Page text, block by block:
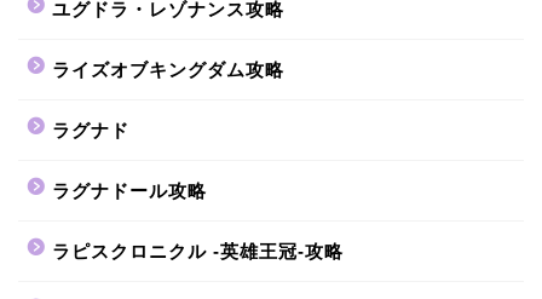
ユグドラ・レゾナンス攻略
ライズオブキングダム攻略
ラグナド
ラグナドール攻略
ラピスクロニクル -英雄王冠-攻略